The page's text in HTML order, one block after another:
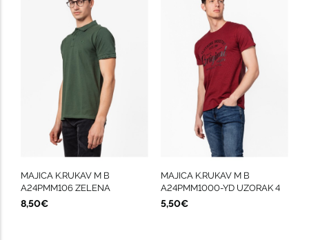
MAJICA K.RUKAV M B
A24PMM106 ZELENA
8,50€
MAJICA K.RUKAV M B
A24PMM1000-YD UZORAK 4
5,50€